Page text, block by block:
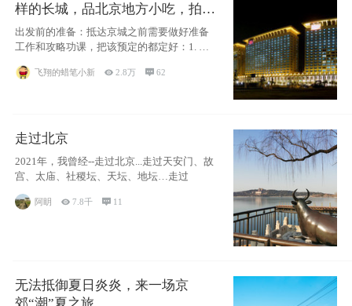
样的长城，品北京地方小吃，拍盘
古七星夜景！
出发前的准备：抵达京城之前需要做好准备
工作和攻略功课，把该预定的都定好：1. 酒
飞翔的蜡笔小新 2.8万 62
走过北京
2021年，我曾经--走过北京...走过天安门、故
宫、太庙、社稷坛、天坛、地坛…走过
阿眀 7.8千  11
无法抵御夏日炎炎，来一场京